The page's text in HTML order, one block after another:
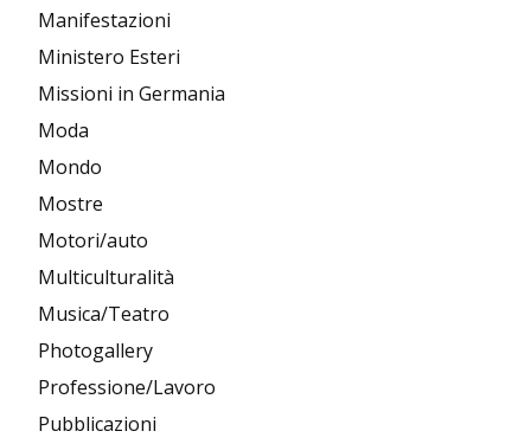
Manifestazioni
Ministero Esteri
Missioni in Germania
Moda
Mondo
Mostre
Motori/auto
Multiculturalità
Musica/Teatro
Photogallery
Professione/Lavoro
Pubblicazioni